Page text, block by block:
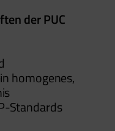
der PUC
homogenes,
Standards